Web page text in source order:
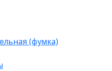
(фумка)